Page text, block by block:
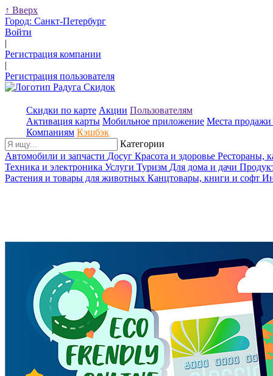
↑ Вверх
Город: Санкт-Петербург
Войти
|
Регистрация компании
|
Регистрация пользователя
Скидки по карте Акции Пользователям
Активация карты Мобильное приложение Места продажи
Компаниям Кэшбэк
Категории
Автомобили и запчасти Досуг Красота и здоровье Рестораны,
Техника и электроника Услуги Туризм Для дома и дачи
Растения и товары для животных Канцтовары, книги и софт